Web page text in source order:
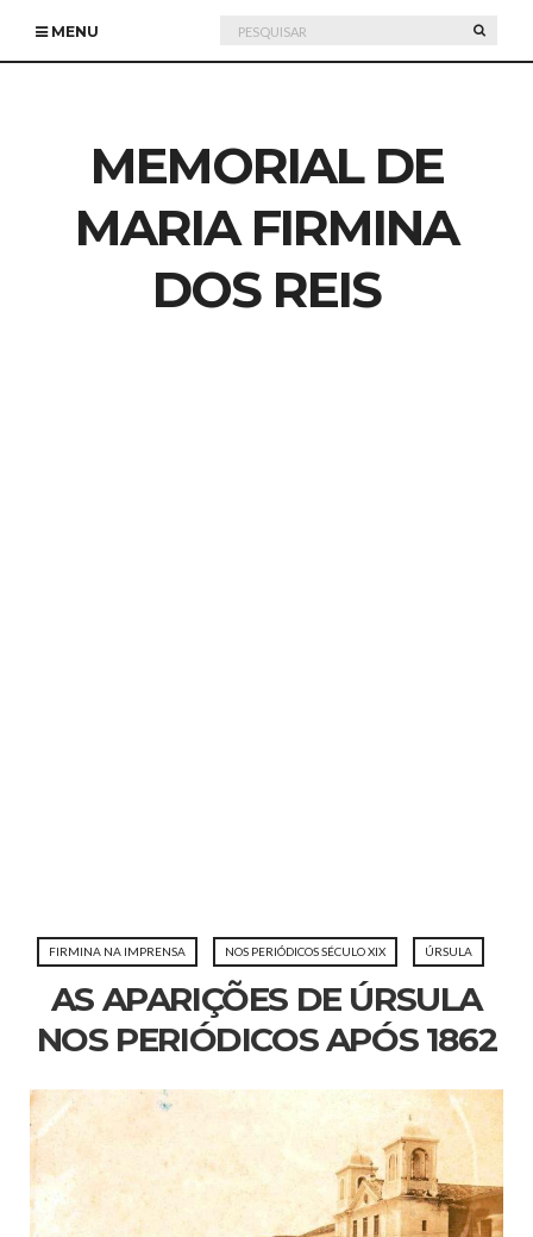
MENU
Pesquisar
por:
MEMORIAL DE
MARIA FIRMINA
DOS REIS
FIRMINA NA IMPRENSA NOS PERIÓDICOS SÉCULO XIX ÚRSULA
AS APARIÇÕES DE ÚRSULA
NOS PERIÓDICOS APÓS 1862